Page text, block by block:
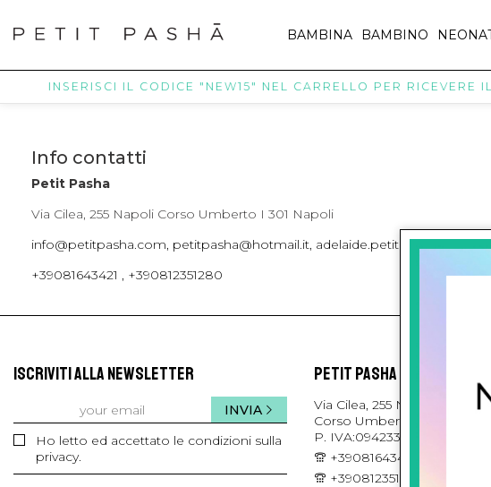
BAMBINA BAMBINO
INSERISCI IL CODICE "NEW15" NEL CARRELLO PER RICEVERE
Info contatti
Petit Pasha
Via Cilea, 255 Napoli Corso Umberto I 301 Napoli
info@petitpasha.com, petitpasha@hotmail.it,
+39081643421 , +390812351280
ISCRIVITI ALLA NEWSLETTER
Ho letto ed accettato le condizioni sulla
privacy.
INVIA
PETIT PASHA
Via Cilea, 255 Napoli
Corso Umberto I 301 Napoli
P. IVA:09423341214
+39081643421
+390812351280